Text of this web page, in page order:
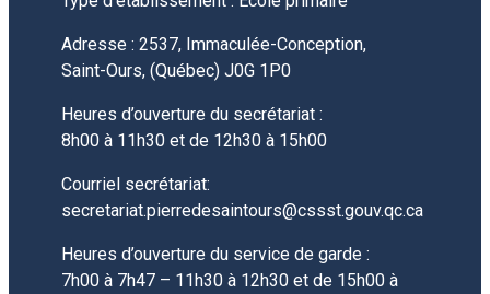
Adresse : 2537, Immaculée-Conception,
Saint-Ours, (Québec) J0G 1P0
Heures d’ouverture du secrétariat :
8h00 à 11h30 et de 12h30 à 15h00
Courriel secrétariat:
secretariat.pierredesaintours@cssst.gouv.qc.ca
Heures d’ouverture du service de garde :
7h00 à 7h47 – 11h30 à 12h30 et de 15h00 à